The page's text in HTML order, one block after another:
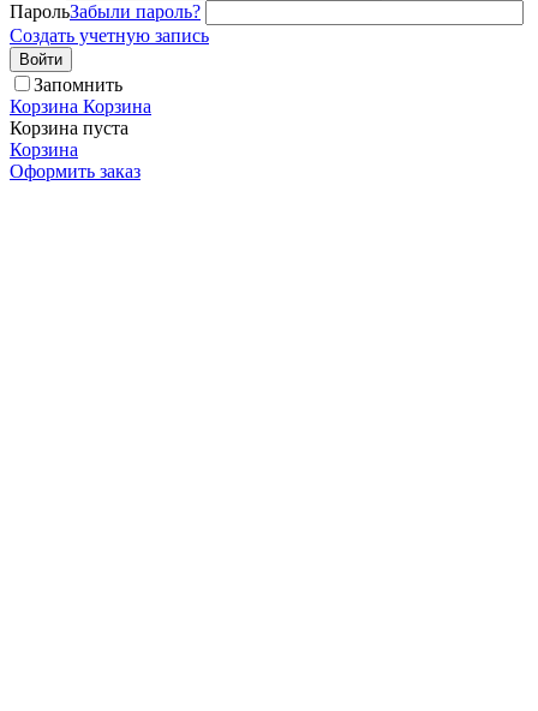
ПарольЗабыли пароль?
Создать учетную запись
Войти
Запомнить
Корзина Корзина
Корзина пуста
Корзина
Оформить заказ